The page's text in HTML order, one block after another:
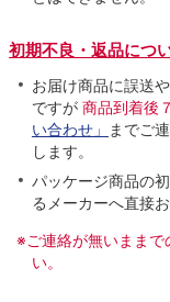
初期不良・返品につ
お届け商品に誤送
ですが 商品到着後
い合わせ」
までご
します。
パッケージ商品の
るメーカーへ直接
※ご連絡が無いままで
い。